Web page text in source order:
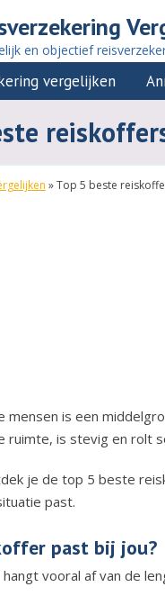
en objectief
vergelijken
»Top 5 beste
mensen is een
ruimte, is stevig en rolt
je de top 5 beste
past.
past bij jou?
vooral af van de